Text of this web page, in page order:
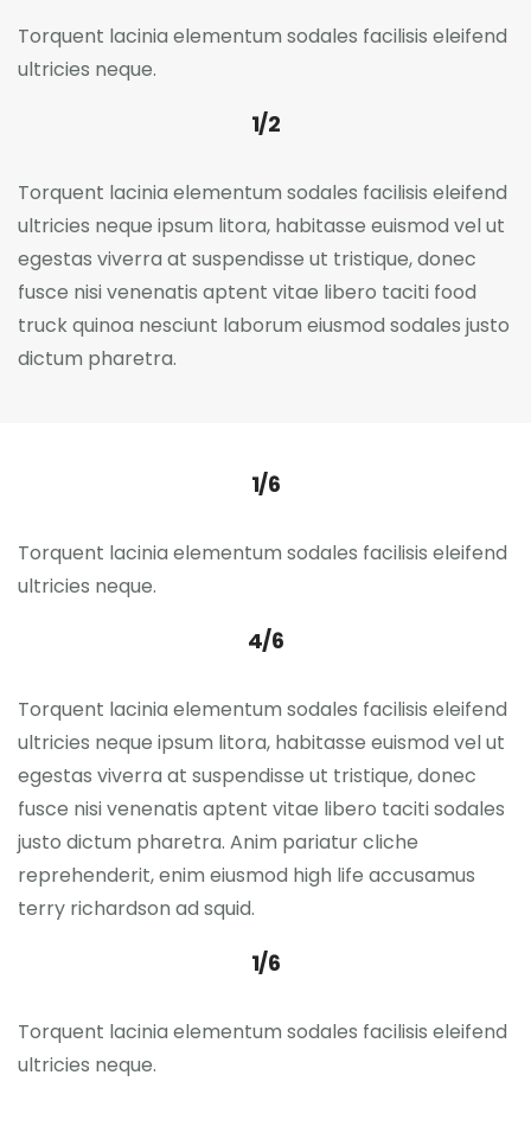
Torquent lacinia elementum sodales facilisis eleifend
ultricies neque.
1/2
Torquent lacinia elementum sodales facilisis eleifend
ultricies neque ipsum litora, habitasse euismod vel ut
egestas viverra at suspendisse ut tristique, donec
fusce nisi venenatis aptent vitae libero taciti food
truck quinoa nesciunt laborum eiusmod sodales justo
dictum pharetra.
1/6
Torquent lacinia elementum sodales facilisis eleifend
ultricies neque.
4/6
Torquent lacinia elementum sodales facilisis eleifend
ultricies neque ipsum litora, habitasse euismod vel ut
egestas viverra at suspendisse ut tristique, donec
fusce nisi venenatis aptent vitae libero taciti sodales
justo dictum pharetra. Anim pariatur cliche
reprehenderit, enim eiusmod high life accusamus
terry richardson ad squid.
1/6
Torquent lacinia elementum sodales facilisis eleifend
ultricies neque.